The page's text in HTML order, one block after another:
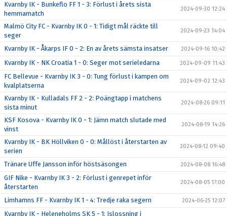
Kvarnby IK - Bunkeflo FF 1 - 3: Förlust i årets sista
hemmamatch
2024-09-30 12:24
Malmö City FC - Kvarnby IK 0 - 1: Tidigt mål räckte till
seger
2024-09-23 14:04
Kvarnby IK - Åkarps IF 0 - 2: En av årets sämsta insatser 2024-09-16 10:42
Kvarnby IK - NK Croatia 1 - 0: Seger mot serieledarna 2024-09-09 11:43
FC Bellevue - Kvarnby IK 3 - 0: Tung förlust i kampen om
kvalplatserna
2024-09-02 12:43
Kvarnby IK - Kulladals FF 2 - 2: Poängtapp i matchens
sista minut
2024-08-26 09:11
KSF Kosova - Kvarnby IK 0 - 1: Jämn match slutade med
vinst
2024-08-19 14:26
Kvarnby IK - BK Höllviken 0 - 0: Mållöst i återstarten av
serien
2024-08-12 09:40
Tränare Uffe Jansson inför höstsäsongen 2024-08-08 16:48
GIF Nike - Kvarnby IK 3 - 2: Förlust i genrepet inför
återstarten
2024-08-05 17:00
Limhamns FF - Kvarnby IK 1 - 4: Tredje raka segern 2024-06-25 12:07
Kvarnby IK - Heleneholms SK 5 - 1: Islossning i